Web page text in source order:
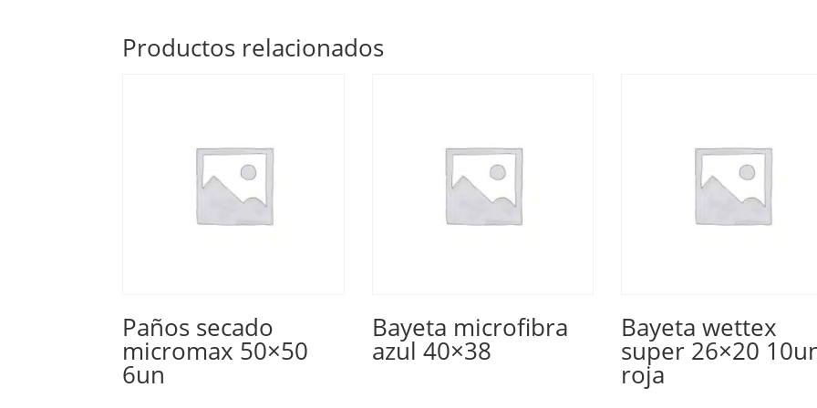
Productos relacionados
Paños secado
micromax 50×50
6un
Bayeta microfibra
azul 40×38
Bayeta wettex
super 26×20
roja